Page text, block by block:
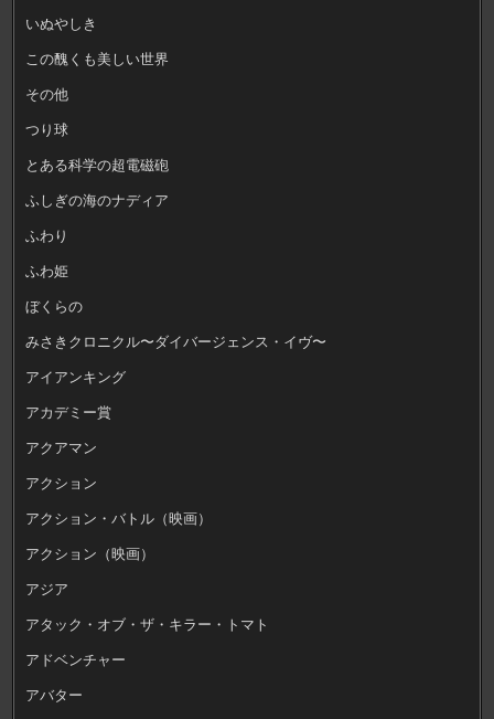
いぬやしき
この醜くも美しい世界
その他
つり球
とある科学の超電磁砲
ふしぎの海のナディア
ふわり
ふわ姫
ぼくらの
みさきクロニクル〜ダイバージェンス・イヴ〜
アイアンキング
アカデミー賞
アクアマン
アクション
アクション・バトル（映画）
アクション（映画）
アジア
アタック・オブ・ザ・キラー・トマト
アドベンチャー
アバター